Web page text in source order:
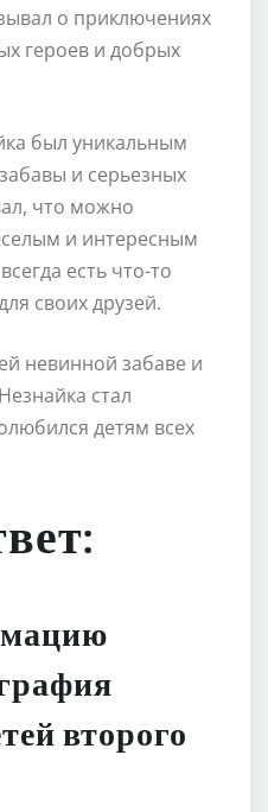
о приключениях
героев и добрых
был уникальным
и серьезных
что можно
и интересным
есть что-то
своих друзей.
невинной забаве и
стал
детям всех
второго